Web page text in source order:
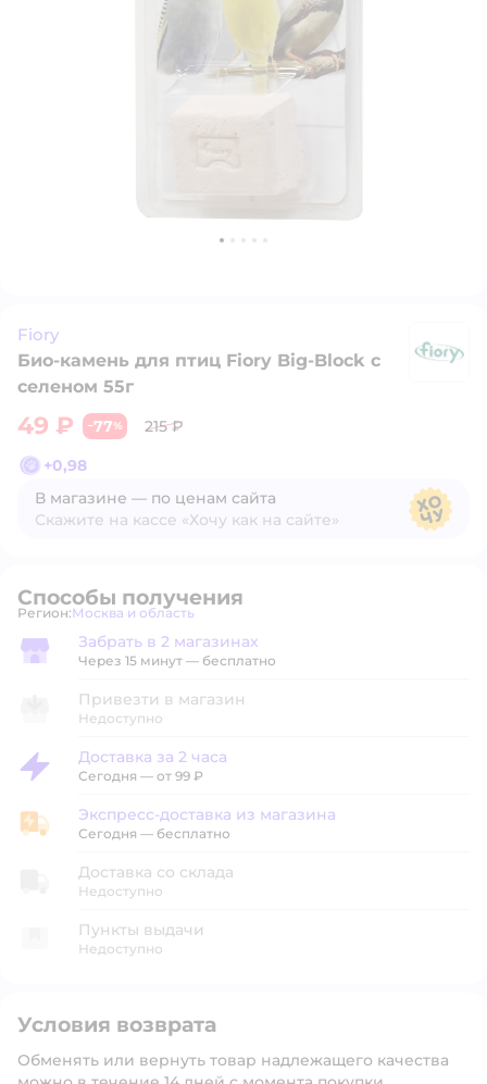
Fiory
Био-камень для птиц Fiory Big-Block с
селеном 55г
49 ₽ −77%
215 ₽
+0,98
В магазине — по ценам сайта
Скажите на кассе «Хочу как на сайте»
Способы получения
Регион: Выбор адреса доставки.
Москва и область
Забрать в магазине
Забрать в 2 магазинах
Через 15 минут — бесплатно
Привезти в магазин
Недоступно
Доставка за 2 часа
Доставка за 2 часа
Сегодня — от 99 ₽
Экспресс-доставка из магазина
Экспресс-доставка из магазина
Сегодня — бесплатно
Доставка со склада
Недоступно
Пункты выдачи
Недоступно
Условия возврата
Обменять или вернуть товар надлежащего качества